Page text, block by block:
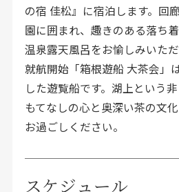
の宿 佳松』に宿泊します。回
園に囲まれ、趣きのある落ち
温泉露天風呂をお愉しみいた
就航開始「箱根遊船 大茶会」
した遊覧船です。湖上という
もてなしの心と奥深い茶の文
お過ごしください。
スケジュール